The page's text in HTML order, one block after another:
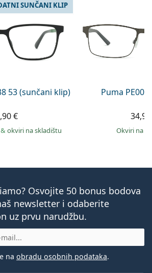
53 (sunčani klip)
SUNČANI KLIP
€
& okviri na skladištu
Puma
okviri na
Osvojite 50 bonus bodova
newsletter i odaberite
uz prvu narudžbu.
na obradu osobnih podataka.